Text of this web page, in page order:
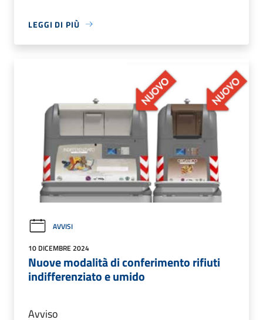
LEGGI DI PIÙ
AVVISI
10 DICEMBRE 2024
Nuove modalità di conferimento rifiuti
indifferenziato e umido
Avviso